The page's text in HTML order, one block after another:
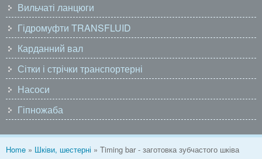
Вильчаті ланцюги
Гідромуфти TRANSFLUID
Карданний вал
Сітки і стрічки транспортерні
Насоси
Гіпножаба
You are here
Home » Шківи, шестерні » Timing bar - заготовка зубчастого шківа